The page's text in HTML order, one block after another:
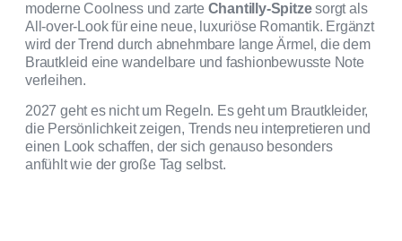
moderne Coolness und zarte Chantilly-Spitzesorgt als
All-over-Look für eine neue, luxuriöse Romantik. Ergänzt
wird der Trend durch abnehmbare lange Ärmel, die dem
Brautkleid eine wandelbare und fashionbewusste Note
verleihen.
2027 geht es nicht um Regeln. Es geht um Brautkleider,
die Persönlichkeit zeigen, Trends neu interpretieren und
einen Look schaffen, der sich genauso besonders
anfühlt wie der große Tag selbst.